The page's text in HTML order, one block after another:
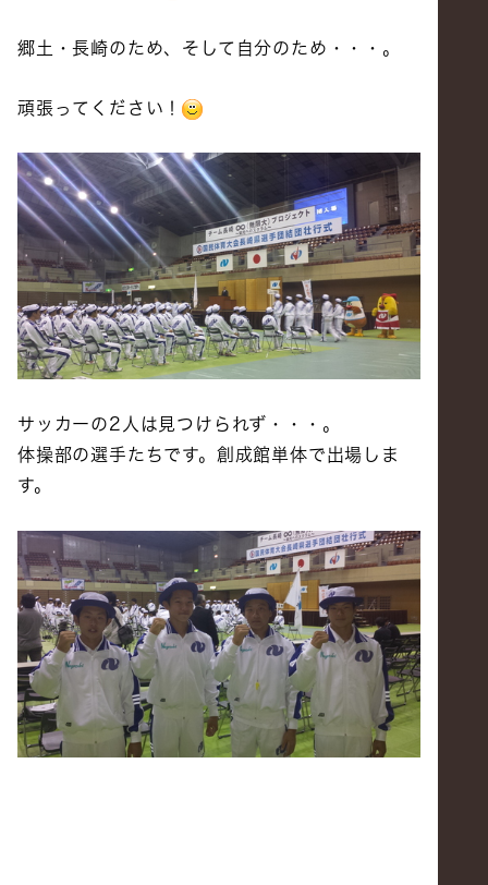
郷土・長崎のため、そして自分のため・・・。
頑張ってください！
サッカーの2人は見つけられず・・・。
体操部の選手たちです。創成館単体で出場しま
す。